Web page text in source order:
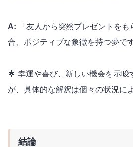
A:
「友人から突然プレゼントを
合、ポジティブな象徴を持つ夢です
🌟 幸運や喜び、新しい機会を示唆
が、具体的な解釈は個々の状況に
結論